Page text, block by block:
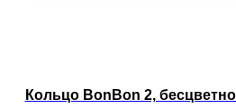
Кольцо BonBon 2,